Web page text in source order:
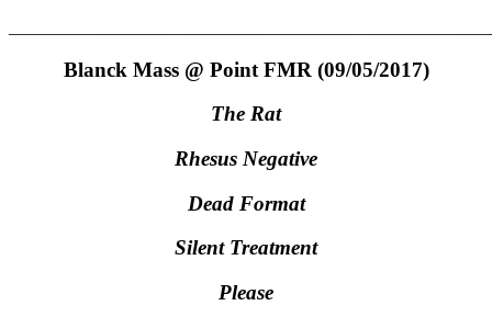
Blanck Mass @ Point FMR (09/05/2017)
The Rat
Rhesus Negative
Dead Format
Silent Treatment
Please